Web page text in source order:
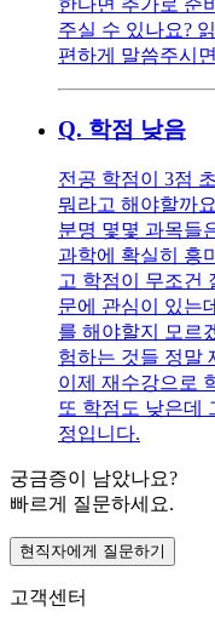
주실 수 있나요?
편하게 말씀주시
Q. 학점 낮음
전공 학점이 3점
뭐라고 해야할까
분명 몇몇 과목들
과학에 확실히 흥
고 학점이 무조건
문에 관심이 있는
를 해야할지 모르
험하는 것들 정말
이제 재수강으로
또 학점도 낮은데
정입니다.
궁금증이 남았나요?
빠르게 질문하세요.
현직자에게 질문하기
고객센터